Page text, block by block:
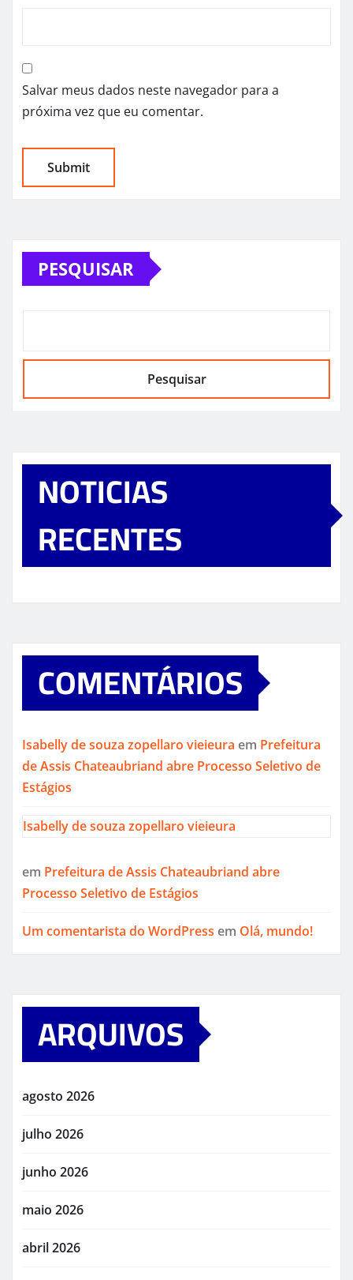
Salvar meus dados neste navegador para a
próxima vez que eu comentar.
PESQUISAR
Pesquisar
NOTICIAS
RECENTES
COMENTÁRIOS
Isabelly de souza zopellaro vieieura em Prefeitura
de Assis Chateaubriand abre Processo Seletivo de
Estágios
Isabelly de souza zopellaro vieieura
em Prefeitura de Assis Chateaubriand abre
Processo Seletivo de Estágios
Um comentarista do WordPress em Olá, mundo!
ARQUIVOS
agosto 2026
julho 2026
junho 2026
maio 2026
abril 2026